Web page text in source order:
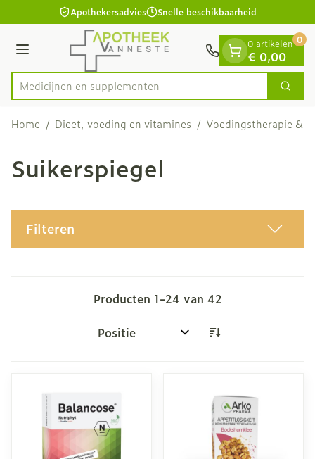
Ga naar de inhoudApothekersadvies Snelle beschikbaarheid
Menu
Product, merk, categorie...
Medicijn Zoek
0 artikelen
€ 0,00
0
Home / Dieet, voeding en vitamines / Voedingstherapie &
Suikerspiegel
Filteren
Producten 1-24 van 42
Sorteer op: